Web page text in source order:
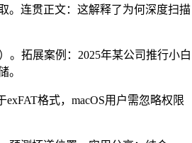
。连贯正文：这解释了为何深度扫描
。拓展案例：2025年某公司推行小白
。
格式，macOS用户需忽略权限